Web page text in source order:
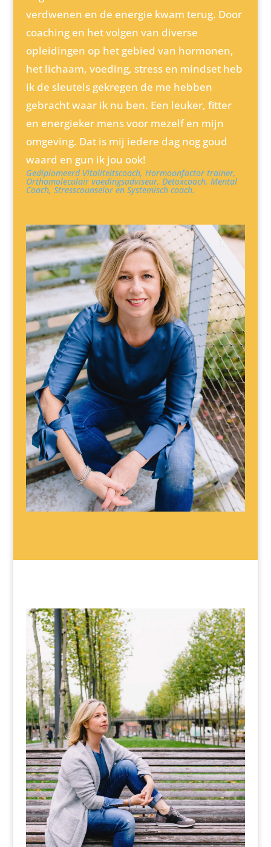
verdwenen en de energie kwam terug. Door
coaching en het volgen van diverse
opleidingen op het gebied van hormonen,
het lichaam, voeding, stress en mindset heb
ik de sleutels gekregen de me hebben
gebracht waar ik nu ben. Een leuker, fitter
en energieker mens voor mezelf en mijn
omgeving. Dat is mij iedere dag nog goud
waard en gun ik jou ook!
Gediplomeerd Vitaliteitscoach, Hormoonfactor trainer,
Orthomoleculair voedingsadviseur, Detoxcoach, Mental
Coach, Stresscounselor en Systemisch coach.